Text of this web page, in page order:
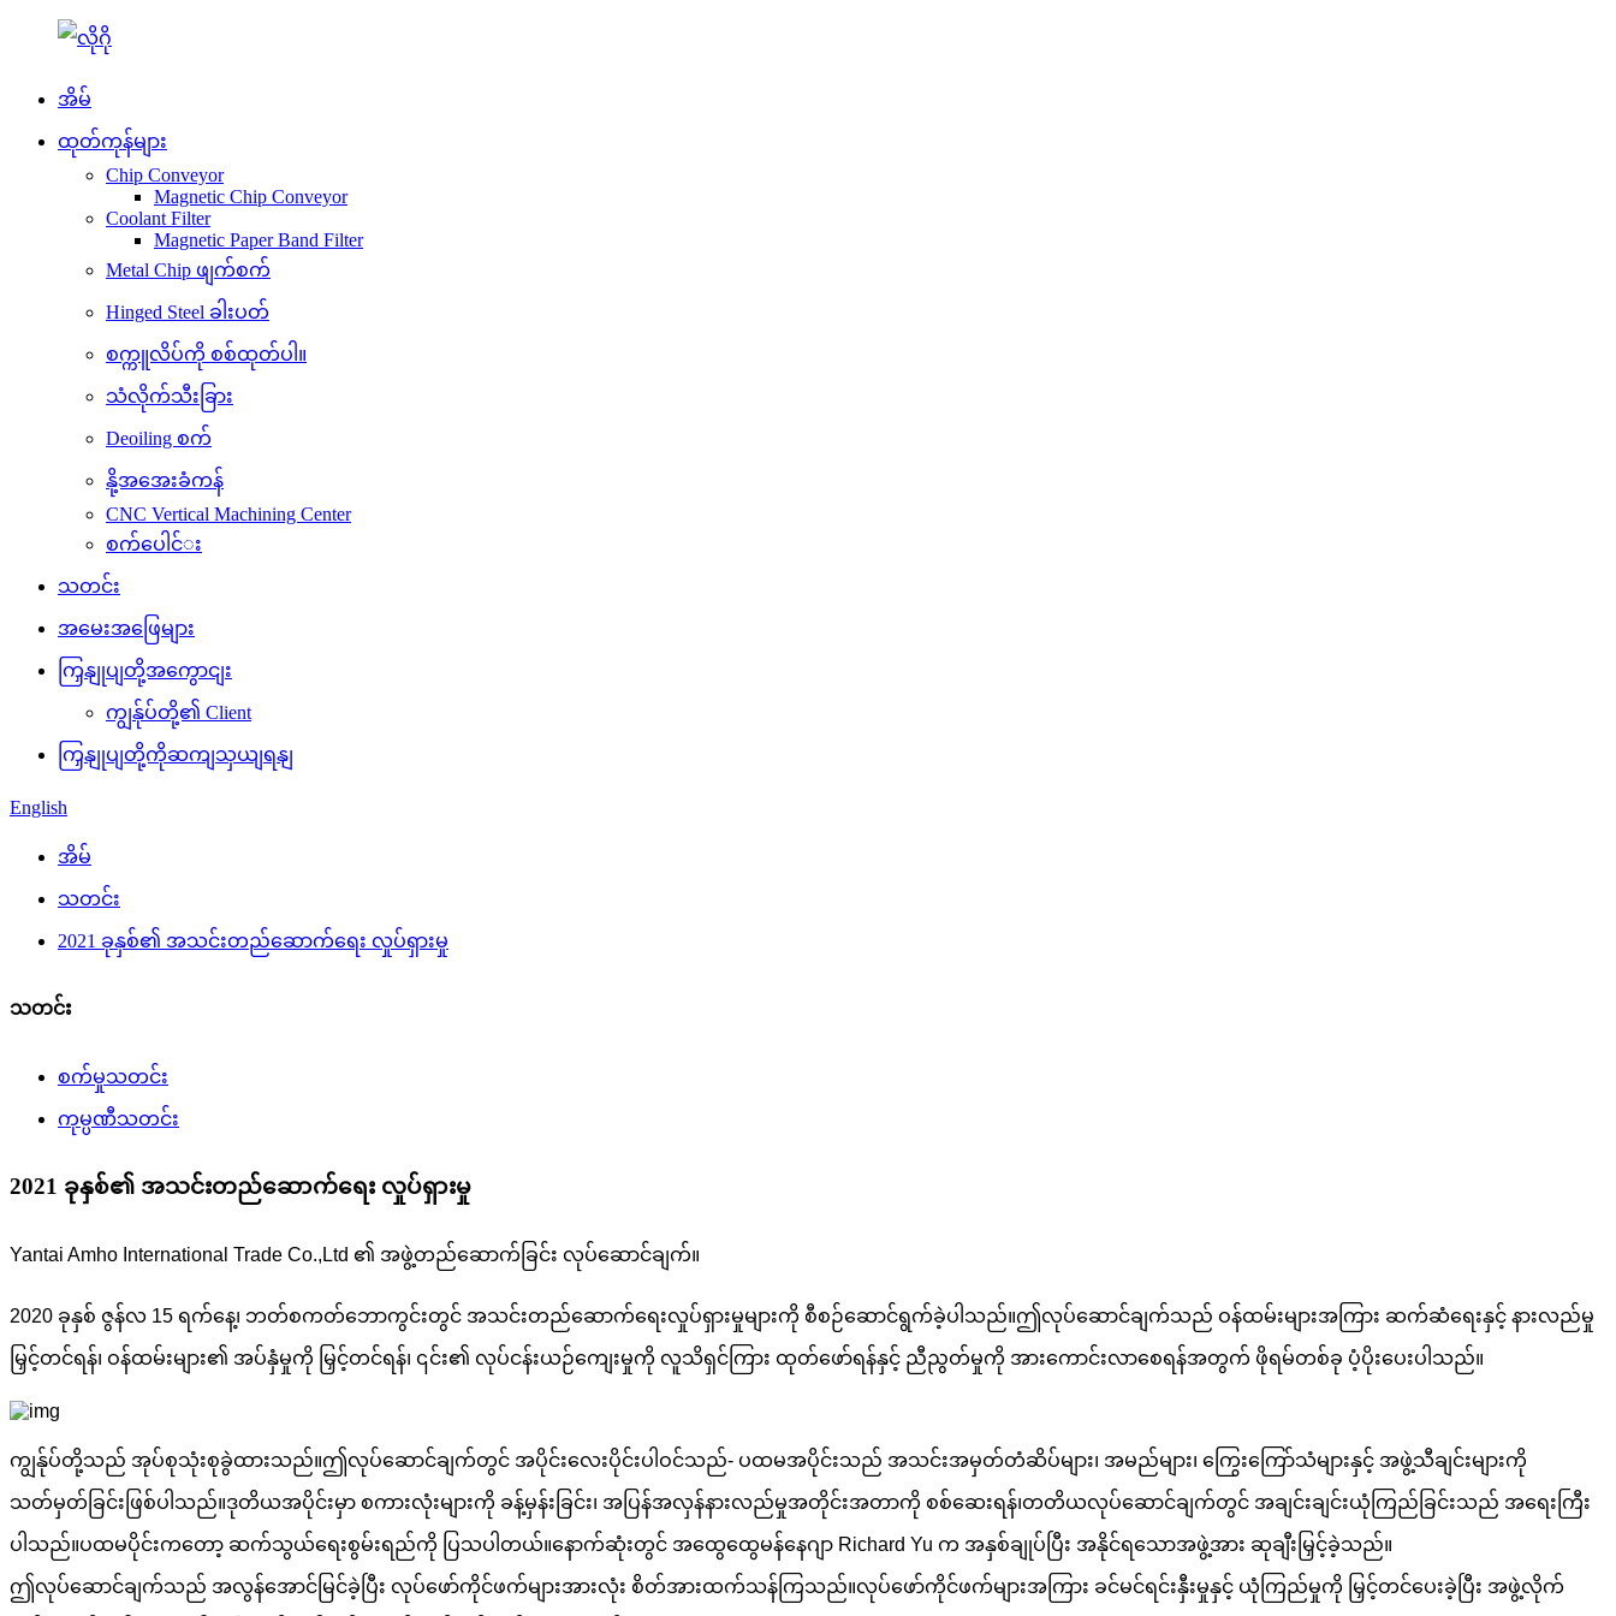
အိမ်
ထုတ်ကုန်များ
Chip Conveyor
Magnetic Chip Conveyor
Coolant Filter
Magnetic Paper Band Filter
Metal Chip ဖျက်စက်
Hinged Steel ခါးပတ်
စက္ကူလိပ်ကို စစ်ထုတ်ပါ။
သံလိုက်သီးခြား
Deoiling စက်
နို့အအေးခံကန်
CNC Vertical Machining Center
စက်​​ပေါင်​း
သတင်း
အမေးအဖြေများ
ကြှနျုပျတို့အကွောငျး
ကျွန်ုပ်တို့၏ Client
ကြှနျုပျတို့ကိုဆကျသှယျရနျ
English
အိမ်
သတင်း
2021 ခုနှစ်၏ အသင်းတည်ဆောက်ရေး လှုပ်ရှားမှု
သတင်း
စက်မှုသတင်း
ကုမ္ပဏီသတင်း
2021 ခုနှစ်၏ အသင်းတည်ဆောက်ရေး လှုပ်ရှားမှု
Yantai Amho International Trade Co.,Ltd ၏ အဖွဲ့တည်ဆောက်ခြင်း လုပ်ဆောင်ချက်။
2020 ခုနှစ် ဇွန်လ 15 ရက်နေ့၊ ဘတ်စကတ်ဘောကွင်းတွင် အသင်းတည်ဆောက်ရေးလှုပ်ရှားမှုများကို စီစဉ်ဆောင်ရွက်ခဲ့ပါသည်။ဤလုပ်ဆောင်ချက်သည် ဝန်ထမ်းများအကြား ဆက်ဆံရေးနှင့် နားလည်မှု
မြှင့်တင်ရန်၊ ဝန်ထမ်းများ၏ အပ်နှံမှုကို မြှင့်တင်ရန်၊ ၎င်း၏ လုပ်ငန်းယဉ်ကျေးမှုကို လူသိရှင်ကြား ထုတ်ဖော်ရန်နှင့် ညီညွတ်မှုကို အားကောင်းလာစေရန်အတွက် ဖိုရမ်တစ်ခု ပံ့ပိုးပေးပါသည်။
ကျွန်ုပ်တို့သည် အုပ်စုသုံးစုခွဲထားသည်။ဤလုပ်ဆောင်ချက်တွင် အပိုင်းလေးပိုင်းပါဝင်သည်- ပထမအပိုင်းသည် အသင်းအမှတ်တံဆိပ်များ၊ အမည်များ၊ ကြွေးကြော်သံများနှင့် အဖွဲ့သီချင်းများကို
သတ်မှတ်ခြင်းဖြစ်ပါသည်။ဒုတိယအပိုင်းမှာ စကားလုံးများကို ခန့်မှန်းခြင်း၊ အပြန်အလှန်နားလည်မှုအတိုင်းအတာကို စစ်ဆေးရန်၊တတိယလုပ်ဆောင်ချက်တွင် အချင်းချင်းယုံကြည်ခြင်းသည် အရေးကြီး
ပါသည်။ပထမပိုင်းကတော့ ဆက်သွယ်ရေးစွမ်းရည်ကို ပြသပါတယ်။နောက်ဆုံးတွင် အထွေထွေမန်နေဂျာ Richard Yu က အနှစ်ချုပ်ပြီး အနိုင်ရသောအဖွဲ့အား ဆုချီးမြှင့်ခဲ့သည်။
ဤလုပ်ဆောင်ချက်သည် အလွန်အောင်မြင်ခဲ့ပြီး လုပ်ဖော်ကိုင်ဖက်များအားလုံး စိတ်အားထက်သန်ကြသည်။လုပ်ဖော်ကိုင်ဖက်များအကြား ခင်မင်ရင်းနှီးမှုနှင့် ယုံကြည်မှုကို မြှင့်တင်ပေးခဲ့ပြီး အဖွဲ့လိုက်